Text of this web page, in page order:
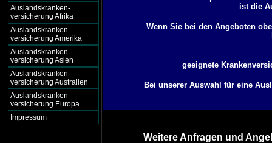
Auslandskranken-
versicherung Afrika
Auslandskranken-
versicherung Amerika
Auslandskranken-
versicherung Asien
Auslandskranken-
versicherung Australien
Auslandskranken-
versicherung Europa
Impressum
ist die
Wenn Sie bei den Angeboten
geeignete
Bei unserer Auswahl für eine
Weitere Anfragen und